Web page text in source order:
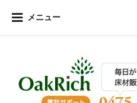
メニュー